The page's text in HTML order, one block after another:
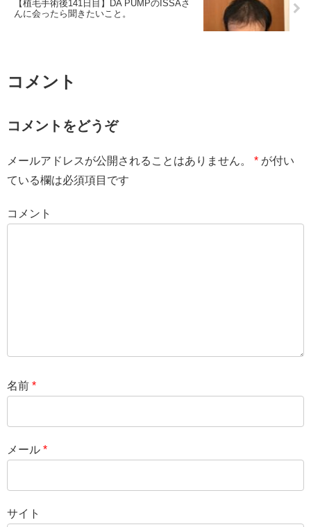
【植毛手術後141日目】DA PUMPのISSAさ
んに会ったら聞きたいこと。
コメント
コメントをどうぞ
メールアドレスが公開されることはありません。 * が付い
ている欄は必須項目です
コメント
名前 *
メール *
サイト